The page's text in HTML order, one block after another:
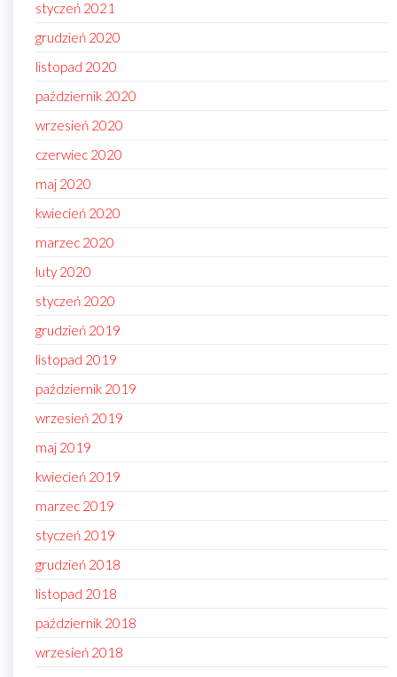
styczeń 2021
grudzień 2020
listopad 2020
październik 2020
wrzesień 2020
czerwiec 2020
maj 2020
kwiecień 2020
marzec 2020
luty 2020
styczeń 2020
grudzień 2019
listopad 2019
październik 2019
wrzesień 2019
maj 2019
kwiecień 2019
marzec 2019
styczeń 2019
grudzień 2018
listopad 2018
październik 2018
wrzesień 2018